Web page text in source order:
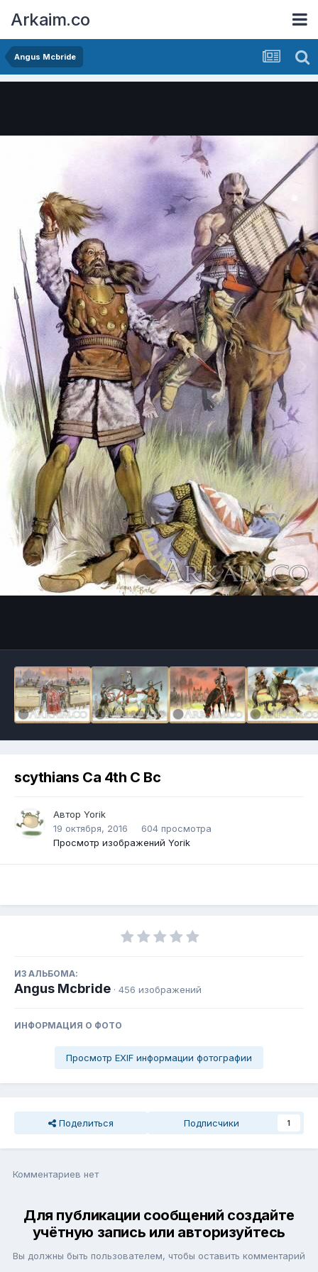
Arkaim.co
Angus Mcbride
scythians Ca 4th C Bc
Автор Yorik
19 октября, 2016
604 просмотра
Просмотр изображений Yorik
ИЗ АЛЬБОМА:
Angus Mcbride · 456 изображений
ИНФОРМАЦИЯ О ФОТО
Просмотр EXIF информации фотографии
Поделиться Подписчики 1
Комментариев нет
Для публикации сообщений создайте
учётную запись или авторизуйтесь
Вы должны быть пользователем, чтобы оставить комментарий